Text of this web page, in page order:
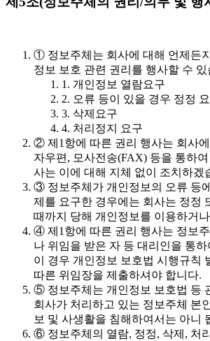
① 정보주체는 회사에 대해 언제든
정보 보호 관련 권리를 행사할 수 있
1. 개인정보 열람요구
2. 오류 등이 있을 경우 정정
3. 삭제요구
4. 처리정지 요구
② 제1항에 따른 권리 행사는 회사
자우편, 모사전송(FAX) 등을 통하
사는 이에 대해 지체 없이 조치하겠
③ 정보주체가 개인정보의 오류 등
제를 요구한 경우에는 회사는 정정
때까지 당해 개인정보를 이용하거
④ 제1항에 따른 권리 행사는 정보주
나 위임을 받은 자 등 대리인을 통
이 경우 개인정보 보호법 시행규칙
따른 위임장을 제출하셔야 합니다.
⑤ 정보주체는 개인정보 보호법 등
회사가 처리하고 있는 정보주체 본
보 및 사생활을 침해하여서는 아니
⑥ 정보주체의 열람, 정정, 삭제, 처